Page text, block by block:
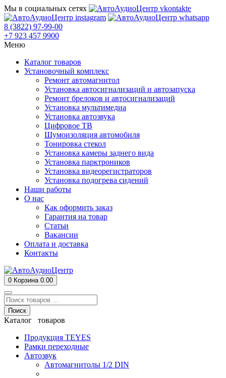
Мы в социальных сетях
8 (3822) 97-99-00
+7 923 457 9900
Меню
Каталог товаров
Установочный комплекс
Ремонт автомагнитол
Установка автосигнализаций и автозапуска
Ремонт брелоков и автосигнализаций
Установка мультимедиа
Установка автозвука
Цифровое ТВ
Шумоизоляция автомобиля
Тонировка стекол
Установка камеры заднего вида
Установка парктроников
Установка видеорегистраторов
Установка подогрева сидений
Наши работы
О нас
Как оформить заказ
Гарантия на товар
Статьи
Вакансии
Оплата и доставка
Контакты
0 Корзина 0.00
Поиск
Каталог товаров
Продукция TEYES
Рамки переходные
Автозвук
Автомагнитолы 1/2 DIN